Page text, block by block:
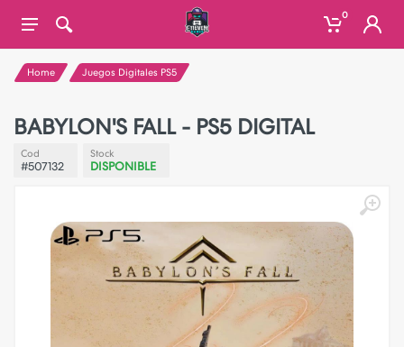
0
Home Juegos Digitales PS5
BABYLON'S FALL - PS5 DIGITAL
Cod
#507132
Stock
DISPONIBLE